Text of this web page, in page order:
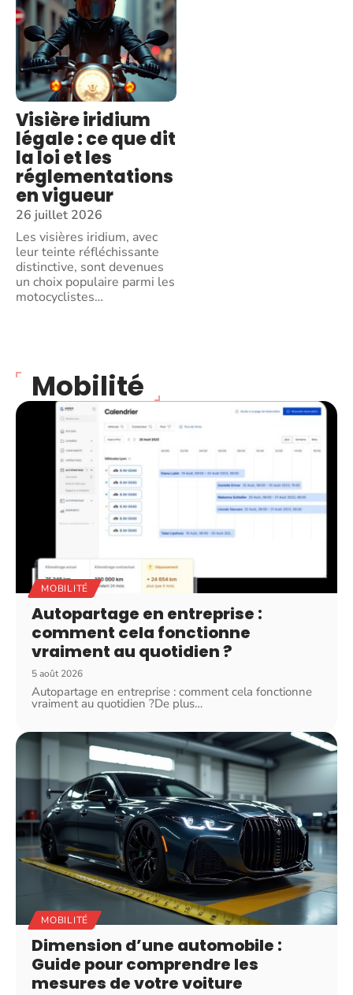
Visière iridium
légale : ce que dit
la loi et les
réglementations
en vigueur
26 juillet 2026
Les visières iridium, avec
leur teinte réfléchissante
distinctive, sont devenues
un choix populaire parmi les
motocyclistes…
Mobilité
MOBILITÉ
Autopartage en entreprise :
comment cela fonctionne
vraiment au quotidien ?
5 août 2026
Autopartage en entreprise : comment cela fonctionne
vraiment au quotidien ?De plus…
MOBILITÉ
Dimension d’une automobile :
Guide pour comprendre les
mesures de votre voiture